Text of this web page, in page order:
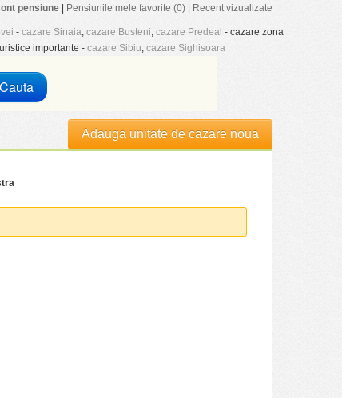
pensiune Pensiunile mele favorite (0) Recent vizualizate
- cazare Sinaia, cazare Busteni, cazare Predeal - cazare zona
importante - cazare Sibiu, cazare Sighisoara
Cauta
Adauga unitate de cazare noua